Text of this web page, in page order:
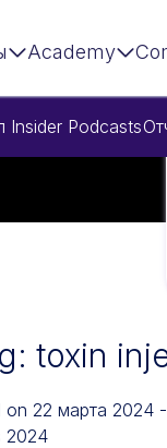
Academy
Insider Podcasts
toxin
on 22 марта 2024
2024